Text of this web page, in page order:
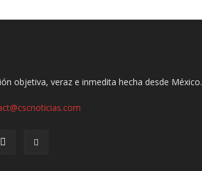
objetiva, veraz e inmedita hecha desde México.